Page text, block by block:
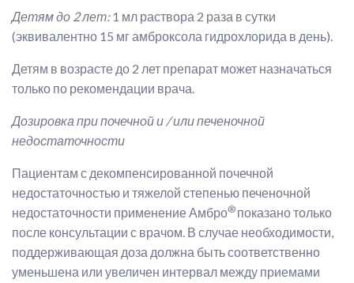
Детям до 2 лет: 1 мл раствора 2 раза в сутки
(эквивалентно 15 мг амброксола гидрохлорида в день).
Детям в возрасте до 2 лет препарат может назначаться
только по рекомендации врача.
Дозировка при почечной и / или печеночной
недостаточности
Пациентам с декомпенсированной почечной
недостаточностью и тяжелой степенью печеночной
недостаточности применение Амбро® показано только
после консультации с врачом. В случае необходимости,
поддерживающая доза должна быть соответственно
уменьшена или увеличен интервал между приемами